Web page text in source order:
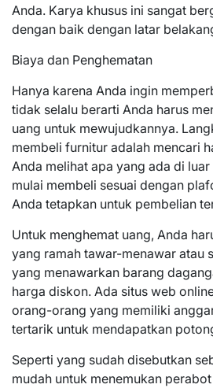
Anda. Karya khusus ini sangat
dengan baik dengan latar
Biaya dan Penghematan
Hanya karena Anda ingin
tidak selalu berarti Anda harus
uang untuk mewujudkannya.
membeli furnitur adalah mencari
Anda melihat apa yang ada di
mulai membeli sesuai dengan
Anda tetapkan untuk pembelian
Untuk menghemat uang, Anda
yang ramah tawar-menawar atau
yang menawarkan barang
harga diskon. Ada situs web
orang-orang yang memiliki
tertarik untuk mendapatkan
Seperti yang sudah disebutkan
mudah untuk menemukan